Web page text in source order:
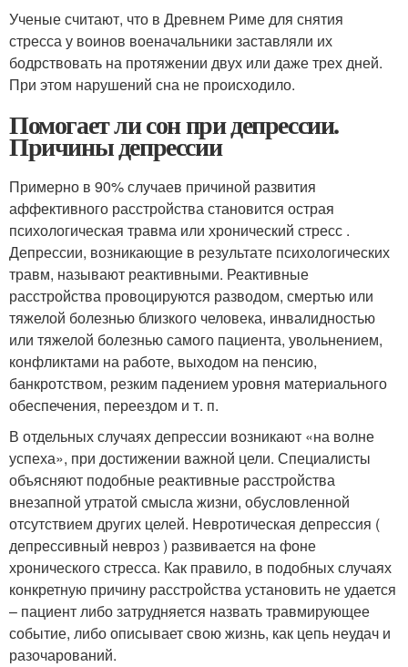
Ученые считают, что в Древнем Риме для снятия
стресса у воинов военачальники заставляли их
бодрствовать на протяжении двух или даже трех дней.
При этом нарушений сна не происходило.
Помогает ли сон при депрессии.
Причины депрессии
Примерно в 90% случаев причиной развития
аффективного расстройства становится острая
психологическая травма или хронический стресс .
Депрессии, возникающие в результате психологических
травм, называют реактивными. Реактивные
расстройства провоцируются разводом, смертью или
тяжелой болезнью близкого человека, инвалидностью
или тяжелой болезнью самого пациента, увольнением,
конфликтами на работе, выходом на пенсию,
банкротством, резким падением уровня материального
обеспечения, переездом и т. п.
В отдельных случаях депрессии возникают «на волне
успеха», при достижении важной цели. Специалисты
объясняют подобные реактивные расстройства
внезапной утратой смысла жизни, обусловленной
отсутствием других целей. Невротическая депрессия (
депрессивный невроз ) развивается на фоне
хронического стресса. Как правило, в подобных случаях
конкретную причину расстройства установить не удается
– пациент либо затрудняется назвать травмирующее
событие, либо описывает свою жизнь, как цепь неудач и
разочарований.